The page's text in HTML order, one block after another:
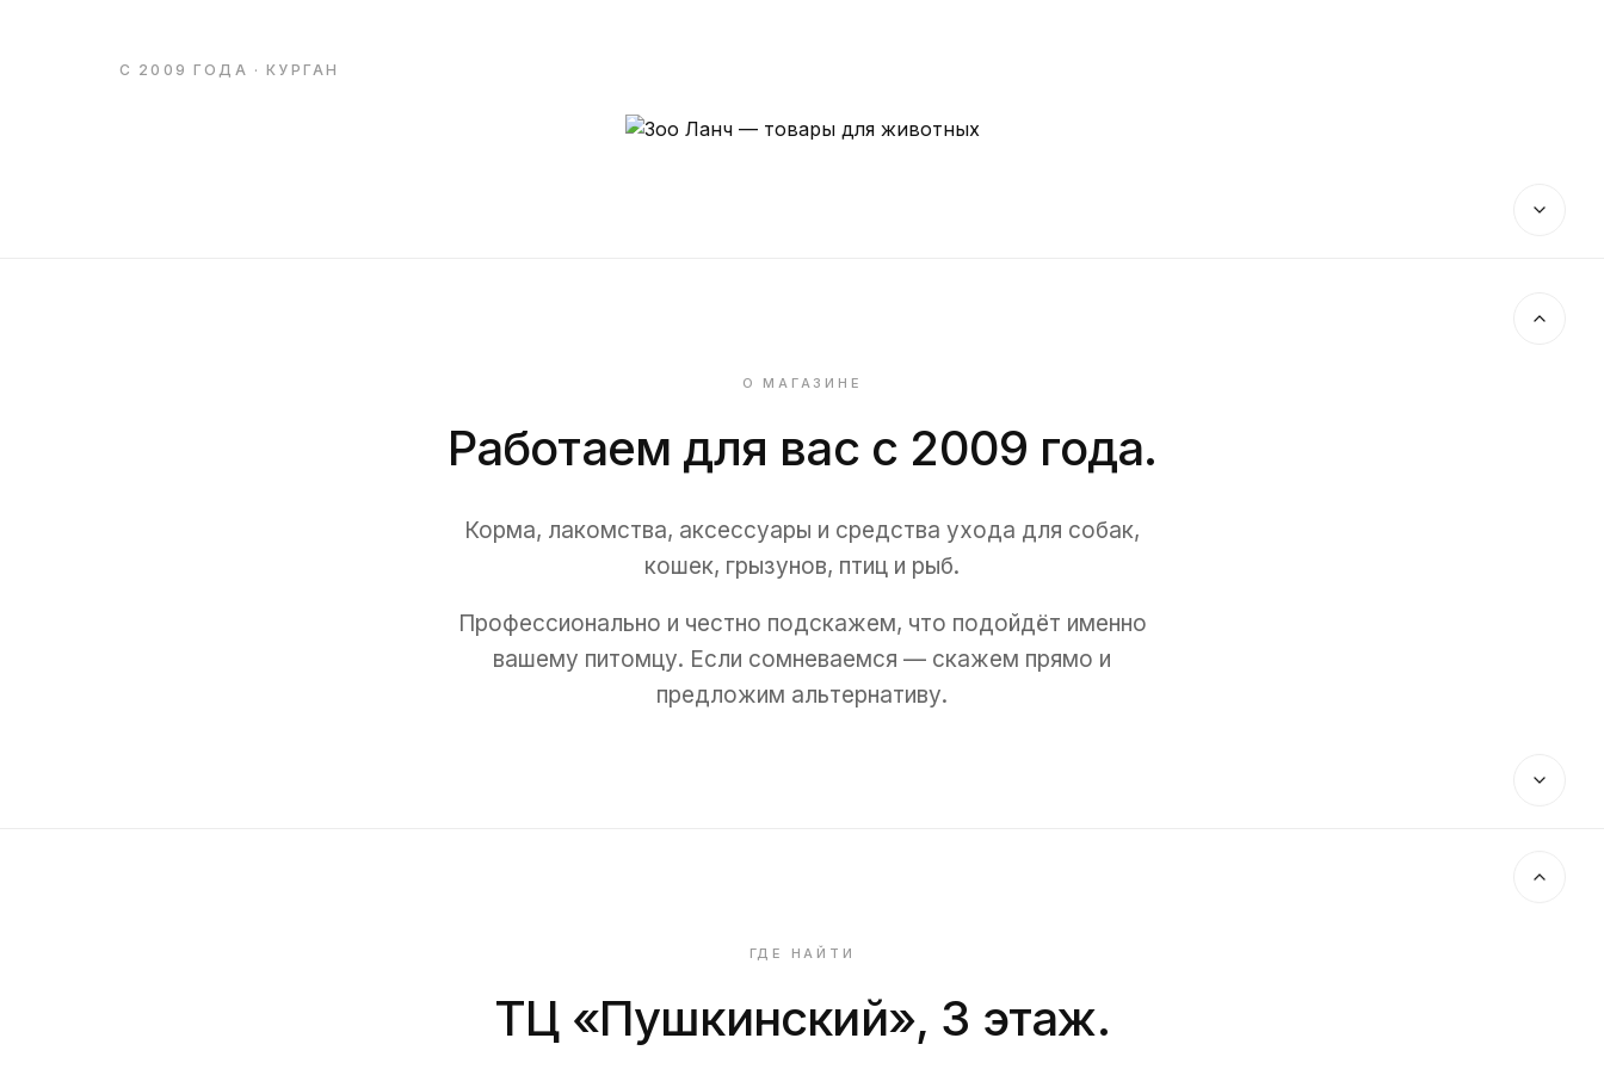
Зоо
в
С 2009 ГОДА · КУРГАН
О МАГАЗИНЕ
Работаем для вас с 2009 года.
Корма, лакомства, аксессуары и средства ухода для собак,
кошек, грызунов, птиц и рыб.
Профессионально и честно подскажем, что подойдёт именно
вашему питомцу. Если сомневаемся — скажем прямо и
предложим альтернативу.
ГДЕ НАЙТИ
ТЦ «Пушкинский», 3 этаж.